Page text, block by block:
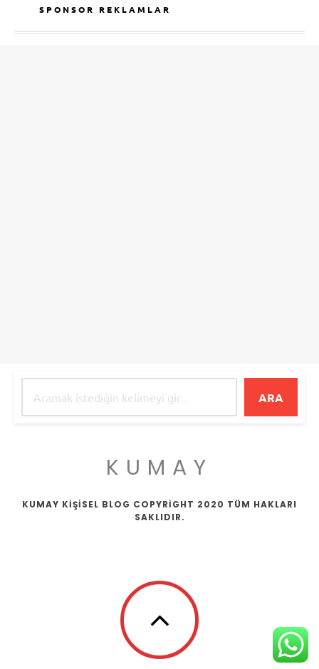
SPONSOR REKLAMLAR
ARA
KUMAY
KUMAY KİŞİSEL BLOG COPYRİGHT 2020 TÜM HAKLARI
SAKLIDIR.